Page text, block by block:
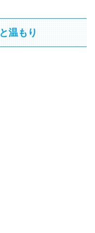
温もり